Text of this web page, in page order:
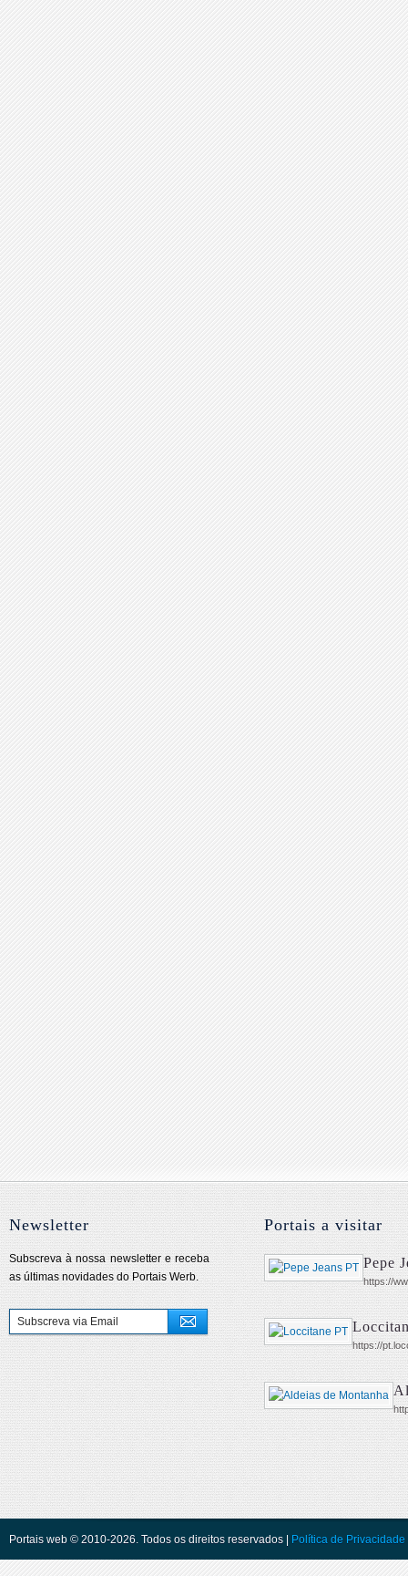
Newsletter
Subscreva à nossa newsletter e receba
as últimas novidades do Portais Werb.
Portais a visitar
Pepe
https://
https://
Portais web © 2010-2026. Todos os direitos reservados | Política de Privacidade